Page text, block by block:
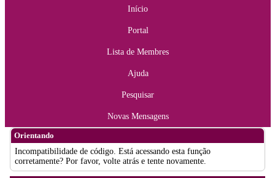
Início
Portal
Lista de Membres
Ajuda
Pesquisar
Novas Mensagens
Orientando
Incompatibilidade de código. Está acessando esta função
corretamente? Por favor, volte atrás e tente novamente.